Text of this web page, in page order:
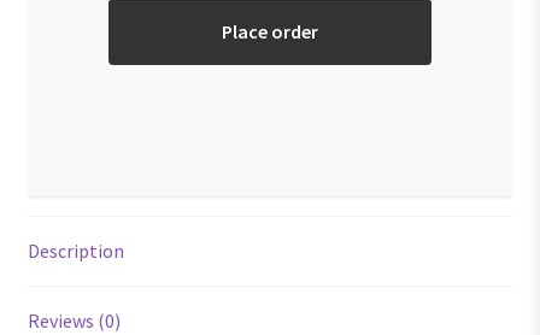
Place order
Description
Reviews (0)